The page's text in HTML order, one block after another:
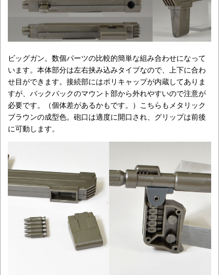
ビッグガン。数個パーツの比較的簡単な組み合わせになって
います。本体部分は左右挟み込みタイプなので、上下に合わ
せ目ができます。接続部にはポリキャップが内蔵してありま
すが、バックパックのマウント部から外れやすいので注意が
必要です。（個体差があるかもです。）こちらもメタリック
ブラウンの成型色。砲口は適度に開口され、グリップは前後
に可動します。